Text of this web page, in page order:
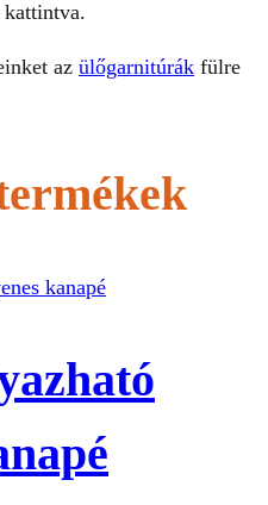
az ülőgarnitúrák fülre